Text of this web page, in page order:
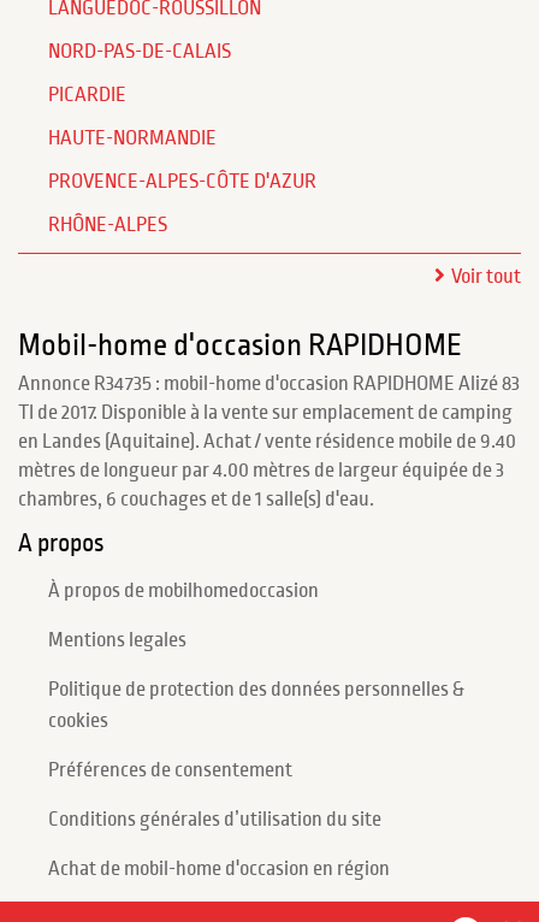
LANGUEDOC-ROUSSILLON
NORD-PAS-DE-CALAIS
PICARDIE
HAUTE-NORMANDIE
PROVENCE-ALPES-CÔTE D'AZUR
RHÔNE-ALPES
Voir tout
Mobil-home d'occasion RAPIDHOME
Annonce R34735 : mobil-home d'occasion RAPIDHOME Alizé 83
TI de 2017. Disponible à la vente sur emplacement de camping
en Landes (Aquitaine). Achat / vente résidence mobile de 9.40
mètres de longueur par 4.00 mètres de largeur équipée de 3
chambres, 6 couchages et de 1 salle(s) d'eau.
A propos
À propos de mobilhomedoccasion
Mentions legales
Politique de protection des données personnelles &
cookies
Préférences de consentement
Conditions générales d’utilisation du site
Achat de mobil-home d'occasion en région